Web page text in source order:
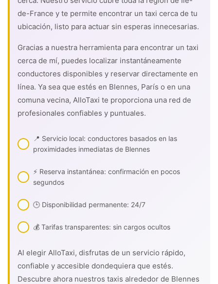
de-France y te permite encontrar un taxi cerca de tu
ubicación, listo para actuar sin esperas innecesarias.
Gracias a nuestra herramienta para encontrar un taxi
cerca de mí, puedes localizar instantáneamente
conductores disponibles y reservar directamente en
línea. Ya sea que estés en Blennes, París o en una
comuna vecina, AlloTaxi te proporciona una red de
profesionales confiables y puntuales.
📍 Servicio local: conductores basados en las
proximidades inmediatas de Blennes
⚡ Reserva instantánea: confirmación en pocos
segundos
🕒 Disponibilidad permanente: 24/7
💰 Tarifas transparentes: sin cargos ocultos
Al elegir AlloTaxi, disfrutas de un servicio rápido,
confiable y accesible dondequiera que estés.
Descubre ahora nuestros taxis alrededor de Blennes